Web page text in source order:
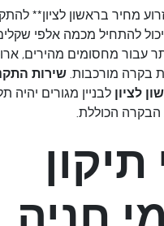
מחיר בראשון לציון**
להתחיל מכמה אלפי
עבור מחסומים מהירים,
בקרה מורכבות. שירות
לציון לבניין מגורים יהיה
הכוללת.